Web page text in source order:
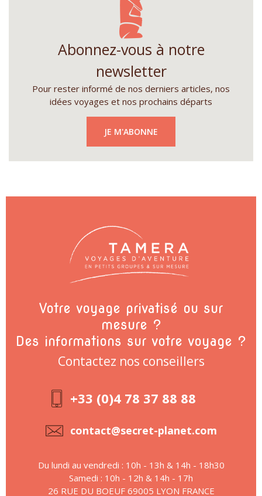
Abonnez-vous à notre
newsletter
Pour rester informé de nos derniers articles, nos
idées voyages et nos prochains départs
JE M'ABONNE
Votre voyage privatisé ou sur
mesure ?
Des informations sur votre voyage ?
Contactez nos conseillers
+33 (0)4 78 37 88 88
contact@secret-planet.com
Du lundi au vendredi : 10h - 13h & 14h - 18h30
Samedi : 10h - 12h & 14h - 17h
26 RUE DU BOEUF 69005 LYON FRANCE